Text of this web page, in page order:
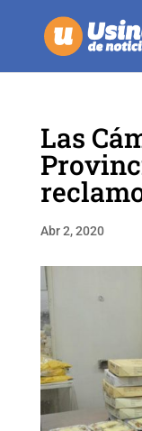
Las
Abr 2, 2020